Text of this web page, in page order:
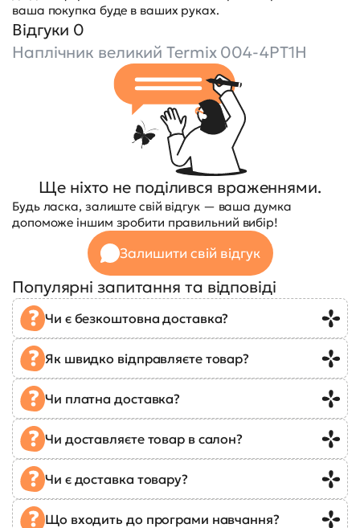
ваша покупка буде в ваших руках.
Відгуки 0
Наплічник великий Termix 004-4PT1H
Ще ніхто не поділився враженнями.
Будь ласка, залиште свій відгук — ваша думка
допоможе іншим зробити правильний вибір!
Залишити свій відгук
Популярні запитання та відповіді
Чи є безкоштовна доставка?
Як швидко відправляєте товар?
Чи платна доставка?
Чи доставляєте товар в салон?
Чи є доставка товару?
Що входить до програми навчання?